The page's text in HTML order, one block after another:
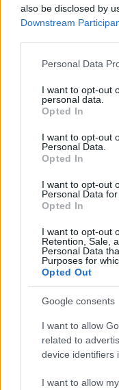
also be disclosed by
Downstream
Please note that this
not limited to your
grant or deny
use your data for
consent section.
Personal Data
I want to opt-out
personal data.
Opted In
I want to opt-out
Personal Data.
Opted In
I want to opt-out
Personal Data
Opted In
I want to opt-out
Retention, Sale,
Personal Data
Purposes for
Opted Out
Google consents
I want to allow
related to
device identifiers
I want to allow
Ακολουθήστε το
πρώτοι όλες τις